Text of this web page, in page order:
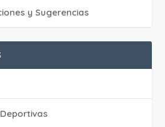
y Sugerencias